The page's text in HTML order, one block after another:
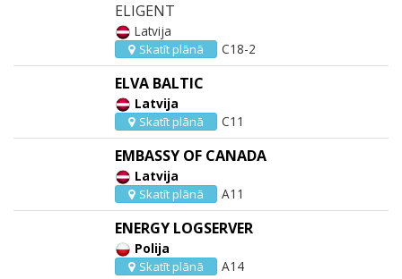
ELIGENT
Latvija
Skatīt plānā C18-2
ELVA BALTIC
Latvija
Skatīt plānā C11
EMBASSY OF CANADA
Latvija
Skatīt plānā A11
ENERGY LOGSERVER
Polija
Skatīt plānā A14